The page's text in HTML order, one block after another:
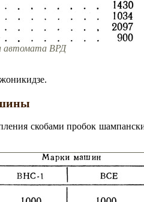
автомата ВРД
скобами пробок